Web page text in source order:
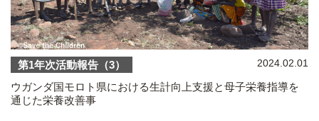
第1年次活動報告（3） 2024.02.01
ウガンダ国モロト県における生計向上支援と母子栄養指導を
通じた栄養改善事